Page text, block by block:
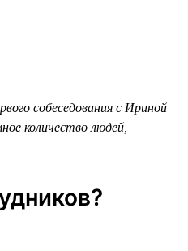
собеседования с Ириной
количество людей,